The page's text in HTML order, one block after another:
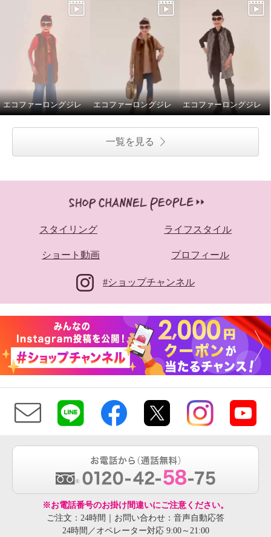
エコファーロングジレ エコファーロングジレ エコファーロングジレ
一覧を見る
スタイリング ライフスタイル
ショート動画 プロフィール
#ショップチャンネル
※お電話番号のお掛け間違いにご注意ください。
ご注文：24時間｜お問い合わせ：音声自動応答
24時間／オペレーター対応 9:00～21:00